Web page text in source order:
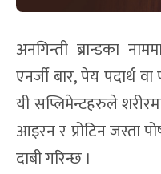
अनगिन्ती ब्रान्डका
एनर्जी बार, पेय पदार्थ
यी सप्लिमेन्टहरुले
आइरन र प्रोटिन जस्ता
दाबी गरिन्छ ।